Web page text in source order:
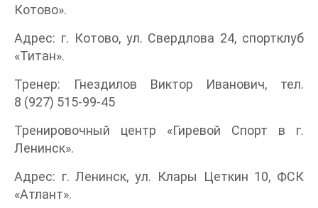
Котово».
Адрес: г. Котово, ул. Свердлова 24, спортклуб
«Титан».
Тренер: Гнездилов Виктор Иванович, тел.
8 (927) 515-99-45
Тренировочный центр «Гиревой Спорт в г.
Ленинск».
Адрес: г. Ленинск, ул. Клары Цеткин 10, ФСК
«Атлант».